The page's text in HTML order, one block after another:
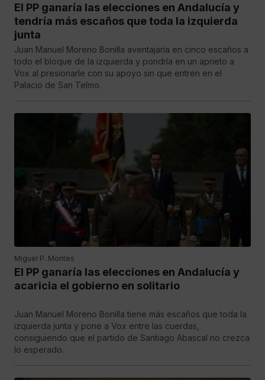
El PP ganaría las elecciones en Andalucía y
tendría más escaños que toda la izquierda
junta
Juan Manuel Moreno Bonilla aventajaría en cinco escaños a
todo el bloque de la izquierda y pondría en un aprieto a
Vox al presionarle con su apoyo sin que entren en el
Palacio de San Telmo.
Miguel P. Montes
El PP ganaría las elecciones en Andalucía y
acaricia el gobierno en solitario
Juan Manuel Moreno Bonilla tiene más escaños que toda la
izquierda junta y pone a Vox entre las cuerdas,
consiguiendo que el partido de Santiago Abascal no crezca
lo esperado.